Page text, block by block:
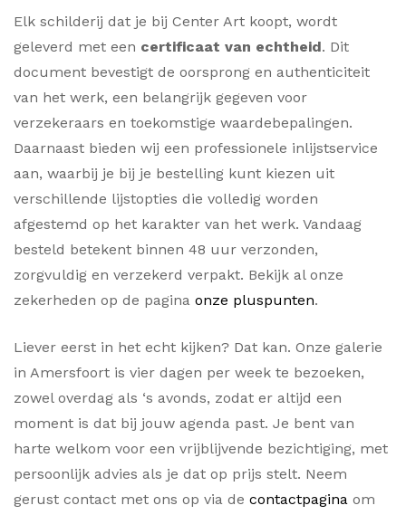
Elk schilderij dat je bij Center Art koopt, wordt
geleverd met een certificaat van echtheid. Dit
document bevestigt de oorsprong en authenticiteit
van het werk, een belangrijk gegeven voor
verzekeraars en toekomstige waardebepalingen.
Daarnaast bieden wij een professionele inlijstservice
aan, waarbij je bij je bestelling kunt kiezen uit
verschillende lijstopties die volledig worden
afgestemd op het karakter van het werk. Vandaag
besteld betekent binnen 48 uur verzonden,
zorgvuldig en verzekerd verpakt. Bekijk al onze
zekerheden op de pagina onze pluspunten.
Liever eerst in het echt kijken? Dat kan. Onze galerie
in Amersfoort is vier dagen per week te bezoeken,
zowel overdag als ‘s avonds, zodat er altijd een
moment is dat bij jouw agenda past. Je bent van
harte welkom voor een vrijblijvende bezichtiging, met
persoonlijk advies als je dat op prijs stelt. Neem
gerust contact met ons op via de contactpagina om